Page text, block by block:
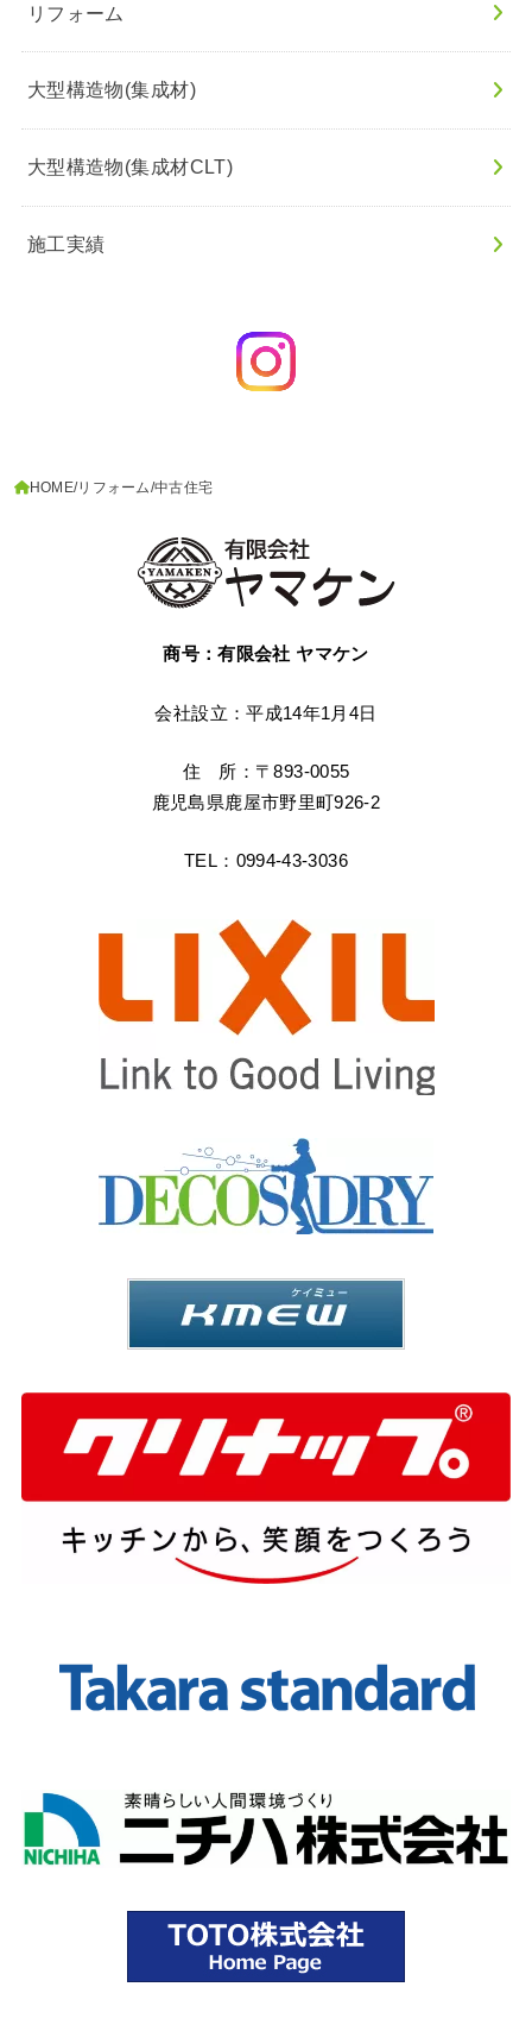
リフォーム
大型構造物(集成材)
大型構造物(集成材CLT)
施工実績
HOME リフォーム 中古住宅
商号：有限会社 ヤマケン
会社設立：平成14年1月4日
住 所：〒893-0055
鹿児島県鹿屋市野里町926-2
TEL：0994-43-3036